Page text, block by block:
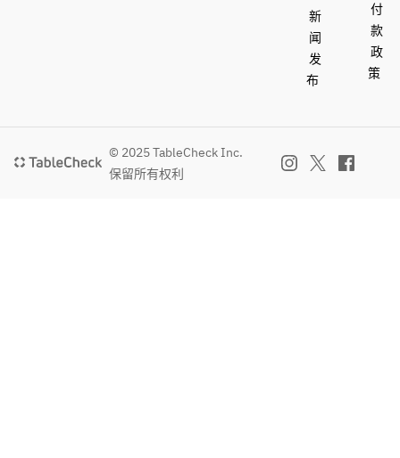
新
闻
发
布
付
款
政
策
© 2025 TableCheck Inc.
保留所有权利